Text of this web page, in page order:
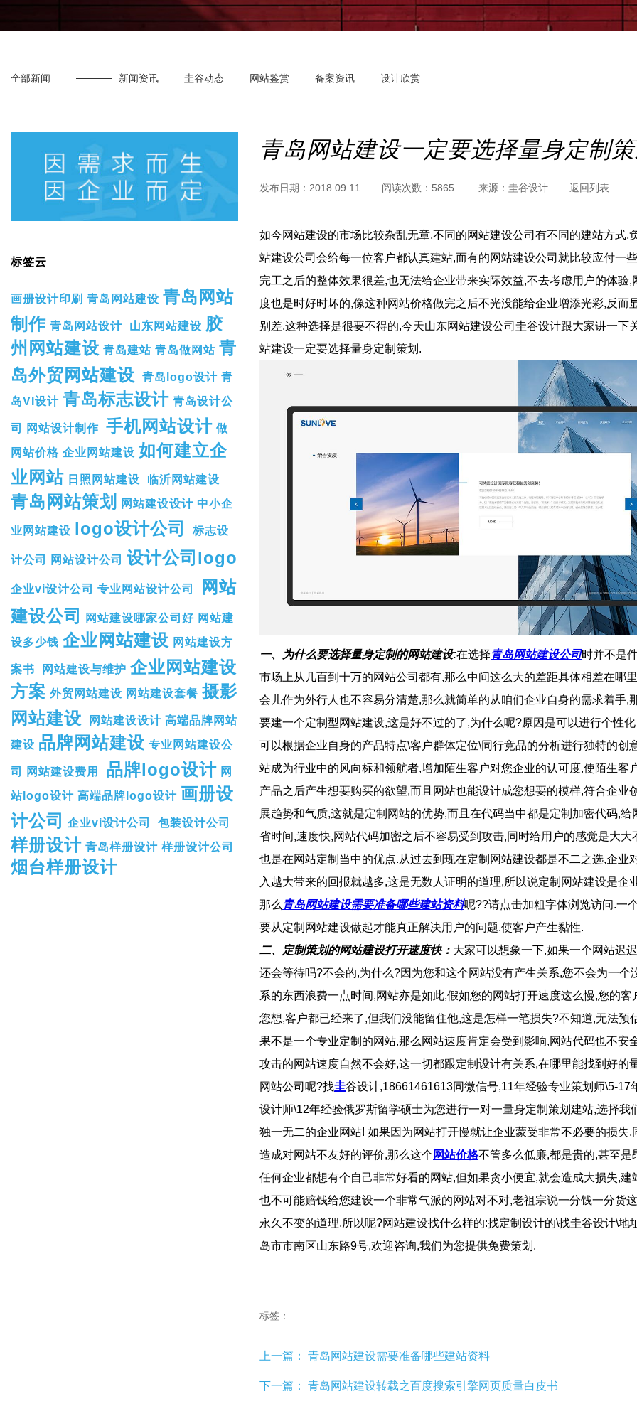
全部新闻 新闻资讯 圭谷动态 网站鉴赏 备案资讯 设计欣赏
标签云
画册设计印刷 青岛网站建设 青岛网站
制作 青岛网站设计 山东网站建设 胶
州网站建设 青岛建站 青岛做网站 青
岛外贸网站建设
青岛logo设计 青
岛VI设计 青岛标志设计 青岛设计公
司 网站设计制作 手机网站设计 做
网站价格 企业网站建设 如何建立企
业网站 日照网站建设 临沂网站建设
青岛网站策划 网站建设设计 中小企
业网站建设 logo设计公司 标志设
计公司 网站设计公司 设计公司logo
企业vi设计公司 专业网站设计公司
网站
建设公司
网站建设哪家公司好 网站建
设多少钱 企业网站建设 网站建设方
案书 网站建设与维护 企业网站建设
方案 外贸网站建设 网站建设套餐 摄影
网站建设
网站建设设计 高端品牌网站
建设 品牌网站建设 专业网站建设公
司 网站建设费用 品牌logo设计 网
站logo设计 高端品牌logo设计 画册设
计公司
企业vi设计公司 包装设计公司
样册设计 青岛样册设计 样册设计公司
烟台样册设计
青岛网站建设一定要选择量身定制
发布日期： 2018.09.11 阅读次数： 5865 来源： 圭谷设计 返回列表
如今网站建设的市场比较杂乱无章,不同的网站建设公司有不同的建站方式,
站建设公司会给每一位客户都认真建站,而有的网站建设公司就比较应付一
完工之后的整体效果很差,也无法给企业带来实际效益,不去考虑用户的体验,
度也是时好时坏的,像这种网站价格做完之后不光没能给企业增添光彩,反而
别差,这种选择是很要不得的,今天山东网站建设公司圭谷设计跟大家讲一下
站建设一定要选择量身定制策划.
一、为什么要选择量身定制的网站建设:在选择青岛网站建设公司时并不是
市场上从几百到十万的网站公司都有,那么中间这么大的差距具体相差在哪
会儿作为外行人也不容易分清楚,那么就简单的从咱们企业自身的需求着手,
要建一个定制型网站建设,这是好不过的了,为什么呢?原因是可以进行个性
可以根据企业自身的产品特点\客户群体定位\同行竞品的分析进行独特的创
站成为行业中的风向标和领航者,增加陌生客户对您企业的认可度,使陌生客
产品之后产生想要购买的欲望,而且网站也能设计成您想要的模样,符合企业
展趋势和气质,这就是定制网站的优势,而且在代码当中都是定制加密代码,给
省时间,速度快,网站代码加密之后不容易受到攻击,同时给用户的感觉是大大
也是在网站定制当中的优点.从过去到现在定制网站建设都是不二之选,企业
入越大带来的回报就越多,这是无数人证明的道理,所以说定制网站建设是企
那么 青岛网站建设需要准备哪些建站资料呢??请点击加粗字体浏览访问.一
要从定制网站建设做起才能真正解决用户的问题.使客户产生黏性.
二、定制策划的网站建设打开速度快： 大家可以想象一下,如果一个网站迟
还会等待吗?不会的,为什么?因为您和这个网站没有产生关系,您不会为一个
系的东西浪费一点时间,网站亦是如此,假如您的网站打开速度这么慢,您的客
您想,客户都已经来了,但我们没能留住他,这是怎样一笔损失?不知道,无法预
果不是一个专业定制的网站,那么网站速度肯定会受到影响,网站代码也不安
攻击的网站速度自然不会好,这一切都跟定制设计有关系,在哪里能找到好的
网站公司呢?找圭谷设计,18661461613同微信号,11年经验专业策划师\5-17
设计师\12年经验俄罗斯留学硕士为您进行一对一量身定制策划建站,选择我
独一无二的企业网站! 如果因为网站打开慢就让企业蒙受非常不必要的损失,
造成对网站不友好的评价,那么这个 网站价格不管多么低廉,都是贵的,甚至是
任何企业都想有个自己非常好看的网站,但如果贪小便宜,就会造成大损失,建
也不可能赔钱给您建设一个非常气派的网站对不对,老祖宗说一分钱一分货
永久不变的道理,所以呢?网站建设找什么样的:找定制设计的\找圭谷设计\地
岛市市南区山东路9号,欢迎咨询,我们为您提供免费策划.
标签：
上一篇： 青岛网站建设需要准备哪些建站资料
下一篇： 青岛网站建设转载之百度搜索引擎网页质量白皮书